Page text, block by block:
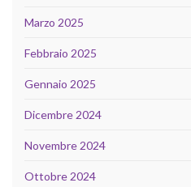
Marzo 2025
Febbraio 2025
Gennaio 2025
Dicembre 2024
Novembre 2024
Ottobre 2024